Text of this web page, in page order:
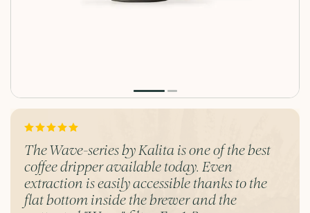
The Wave-series by Kalita is one of the best
coffee dripper available today. Even
extraction is easily accessible thanks to the
flat bottom inside the brewer and the